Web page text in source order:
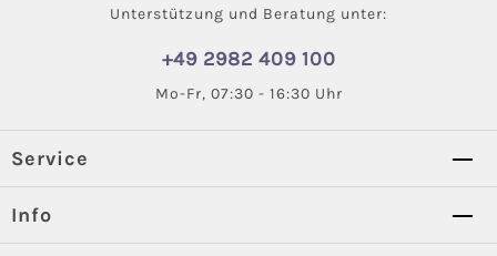
Unterstützung und Beratung unter:
+49 2982 409 100
Mo-Fr, 07:30 - 16:30 Uhr
Service
Info